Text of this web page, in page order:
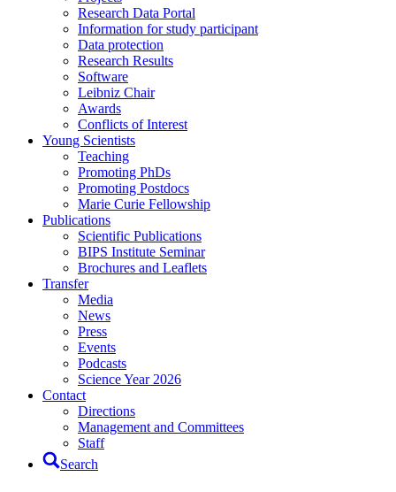
Research Data Portal
Information for study participant
Data protection
Research Results
Software
Leibniz Chair
Awards
Conflicts of Interest
Young Scientists
Teaching
Promoting PhDs
Promoting Postdocs
Marie Curie Fellowship
Publications
Scientific Publications
BIPS Institute Seminar
Brochures and Leaflets
Transfer
Media
News
Press
Events
Podcasts
Science Year 2026
Contact
Directions
Management and Committees
Staff
Search